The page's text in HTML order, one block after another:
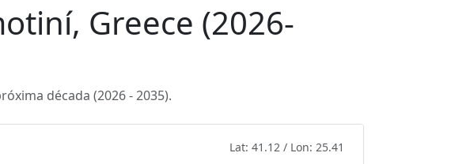
Greece (2026-
década (2026 - 2035).
Lat: 41.12 / Lon: 25.41